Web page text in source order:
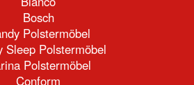
Bosch
Polstermöbel
Sleep Polstermöbel
Polstermöbel
Conform